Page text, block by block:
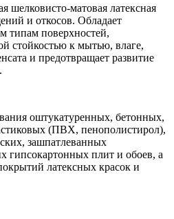
шелковисто-матовая латексная
и откосов. Обладает
типам поверхностей,
стойкостью к мытью, влаге,
и предотвращает развитие
оштукатуренных, бетонных,
(ПВХ, пенополистирол),
зашпатлеванных
гипсокартонных плит и обоев, а
латексных красок и